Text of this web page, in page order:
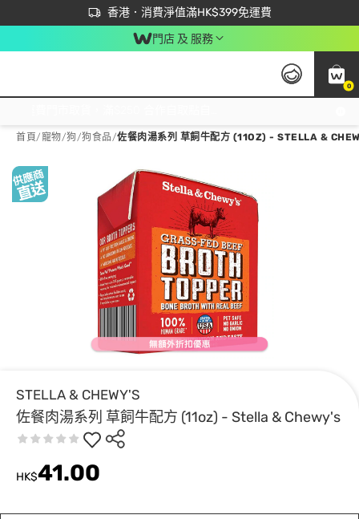
香港．消費淨值滿HK$399免運費
立即成為易賞錢會員盡享獨家優惠
首次APP下單買滿$450 輸入 NEWAPP 即減$50
門店 及 服務
0
首頁/寵物/狗/狗食品/佐餐肉湯系列 草飼牛配方 (11OZ) - STELLA &
STELLA & CHEWY'S
佐餐肉湯系列 草飼牛配方 (11oz) - Stella & Chewy's
HK$41.00